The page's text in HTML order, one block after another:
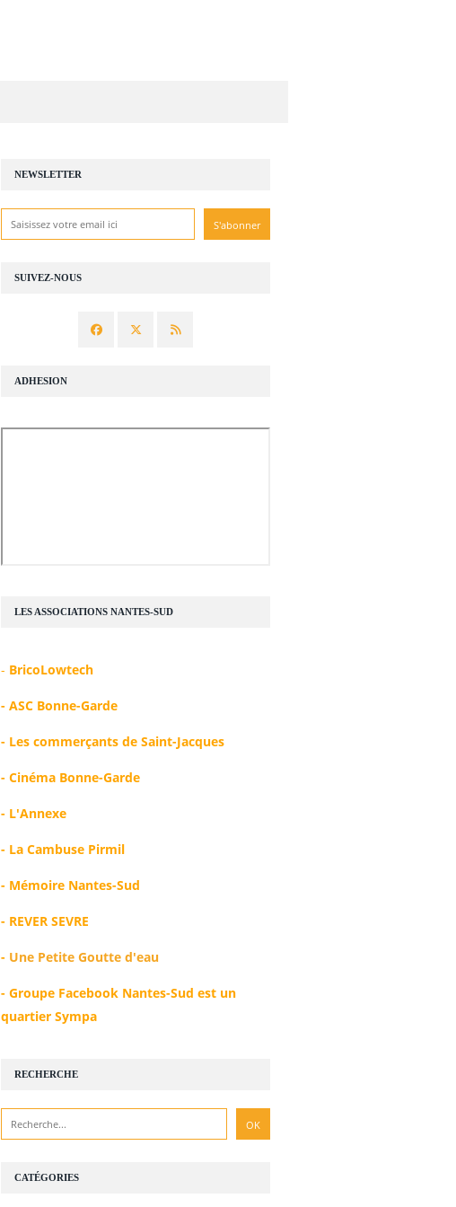
NEWSLETTER
SUIVEZ-NOUS
RECHERCHE
CATÉGORIES
LES ASSOCIATIONS NANTES-SUD
- BricoLowtech
- ASC Bonne-Garde
- Les commerçants de Saint-Jacques
- Cinéma Bonne-Garde
- L'Annexe
- La Cambuse Pirmil
- Mémoire Nantes-Sud
- REVER SEVRE
- Une Petite Goutte d'eau
- Groupe Facebook Nantes-Sud est un
quartier Sympa
ADHESION